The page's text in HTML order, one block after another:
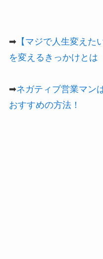
➡【マジで人生変えた
を変えるきっかけとは
➡ネガティブ営業マン
おすすめの方法！